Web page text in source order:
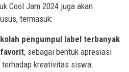
Cool Jam 2024 juga akan
termasuk:
pengumpul label terbanyak
, sebagai bentuk apresiasi
terhadap kreativitas siswa.